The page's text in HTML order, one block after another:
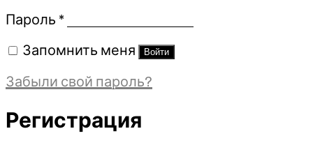
Пароль *Обязательно
Запомнить меня Войти
Забыли свой пароль?
Регистрация